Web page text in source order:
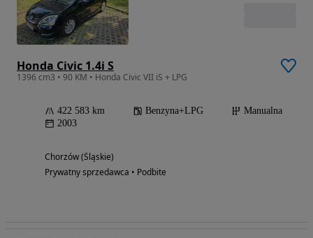
Honda Civic 1.4i S
1396 cm3 • 90 KM • Honda Civic VII iS + LPG
422 583 km Benzyna+LPG
Manualna
2003
Chorzów (Śląskie)
Prywatny sprzedawca • Podbite